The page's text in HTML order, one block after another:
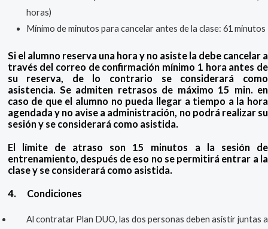
horas)
Mínimo de minutos para cancelar antes de la clase: 61 minutos
Si el alumno reserva una hora y no asiste la debe cancelar a
través del correo de confirmación mínimo 1 hora antes de
su reserva, de lo contrario se considerará como
asistencia. Se admiten retrasos de máximo 15 min. en
caso de que el alumno no pueda llegar a tiempo a la hora
agendada y no avise a administración, no podrá realizar su
sesión y se considerará como asistida.
El límite de atraso son 15 minutos a la sesión de
entrenamiento, después de eso no se permitirá entrar a la
clase y se considerará como asistida.
4. Condiciones
Al contratar Plan DUO, las dos personas deben asistir juntas a